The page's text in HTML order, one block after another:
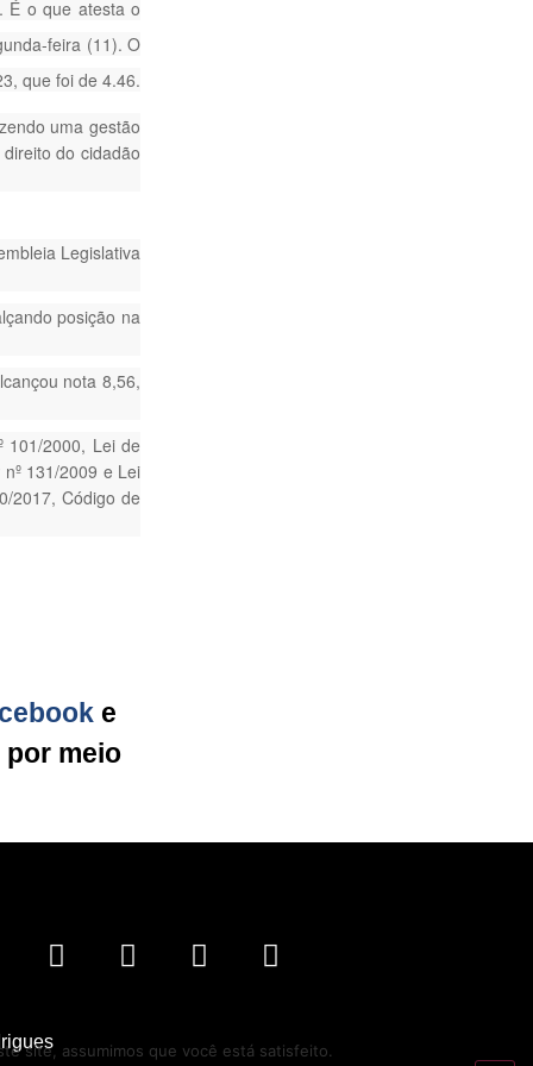
É o que atesta o
feira (11). O
que foi de 4.46.
uma gestão
do cidadão
Legislativa
posição na
nota 8,56,
101/2000, Lei de
131/2009 e Lei
2017, Código de
e
meio
site, assumimos que você está satisfeito.